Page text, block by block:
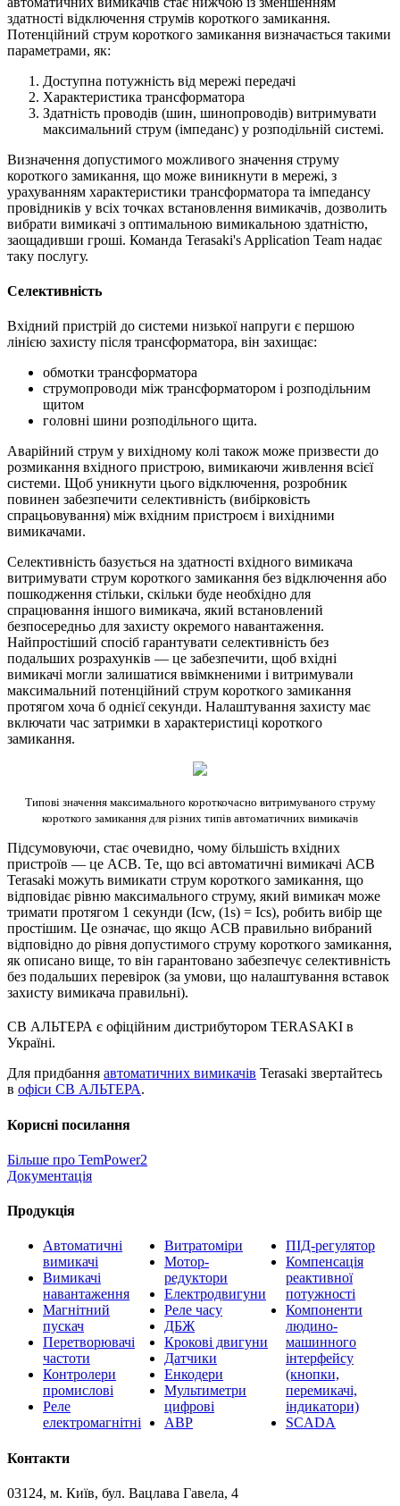
здатності відключення струмів короткого замикання.
Потенційний струм короткого замикання визначається такими
параметрами, як:
Доступна потужність від мережі передачі
Характеристика трансформатора
Здатність проводів (шин, шинопроводів) витримувати
максимальний струм (імпеданс) у розподільній системі.
Визначення допустимого можливого значення струму
короткого замикання, що може виникнути в мережі, з
урахуванням характеристики трансформатора та імпедансу
провідників у всіх точках встановлення вимикачів, дозволить
вибрати вимикачі з оптимальною вимикальною здатністю,
заощадивши гроші. Команда Terasaki's Application Team надає
таку послугу.
Селективність
Вхідний пристрій до системи низької напруги є першою
лінією захисту після трансформатора, він захищає:
обмотки трансформатора
струмопроводи між трансформатором і розподільним
щитом
головні шини розподільного щита.
Аварійний струм у вихідному колі також може призвести до
розмикання вхідного пристрою, вимикаючи живлення всієї
системи. Щоб уникнути цього відключення, розробник
повинен забезпечити селективність (вибірковість
спрацьовування) між вхідним пристроєм і вихідними
вимикачами.
Селективність базується на здатності вхідного вимикача
витримувати струм короткого замикання без відключення або
пошкодження стільки, скільки буде необхідно для
спрацювання іншого вимикача, який встановлений
безпосередньо для захисту окремого навантаження.
Найпростіший спосіб гарантувати селективність без
подальших розрахунків — це забезпечити, щоб вхідні
вимикачі могли залишатися ввімкненими і витримували
максимальний потенційний струм короткого замикання
протягом хоча б однієї секунди. Налаштування захисту має
включати час затримки в характеристиці короткого
замикання.
Типові значення максимального короткочасно витримуваного струму
короткого замикання для різних типів автоматичних вимикачів
Підсумовуючи, стає очевидно, чому більшість вхідних
пристроїв — це ACB. Те, що всі автоматичні вимикачі АСВ
Terasaki можуть вимикати струм короткого замикання, що
відповідає рівню максимального струму, який вимикач може
тримати протягом 1 секунди (Icw, (1s) = Ics), робить вибір ще
простішим. Це означає, що якщо ACB правильно вибраний
відповідно до рівня допустимого струму короткого замикання,
як описано вище, то він гарантовано забезпечує селективність
без подальших перевірок (за умови, що налаштування вставок
захисту вимикача правильні).
СВ АЛЬТЕРА є офіційним дистрибутором TERASAKI в
Україні.
Для придбання автоматичних вимикачів Terasaki звертайтесь
в офіси СВ АЛЬТЕРА.
Корисні посилання
Більше про TemPower2
Документація
Продукція
Автоматичні
вимикачі
Вимикачі
навантаження
Магнітний
пускач
Перетворювачі
частоти
Контролери
промислові
Реле
електромагнітні
Витратоміри
Мотор-
редуктори
Електродвигуни
Реле часу
ДБЖ
Крокові двигуни
Датчики
Енкодери
Мультиметри
цифрові
АВР
ПІД-регулятор
Компенсація
реактивної
потужності
Компоненти
людино-
машинного
інтерфейсу
(кнопки,
перемикачі,
індикатори)
SCADA
Контакти
03124, м. Київ, бул. Вацлава Гавела, 4